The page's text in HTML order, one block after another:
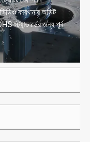
কারখানার অডিট
স্ট্যান্ডার্ডের জন্য পূর্ব-